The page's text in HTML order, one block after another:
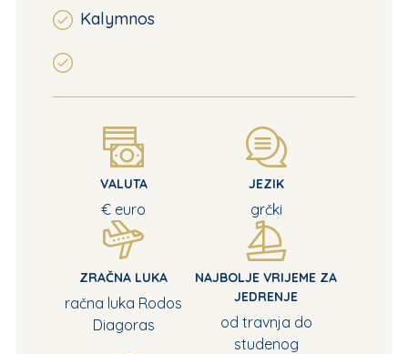
Kalymnos
VALUTA
€ euro
JEZIK
grčki
ZRAČNA LUKA
račna luka Rodos
Diagoras
NAJBOLJE VRIJEME ZA
JEDRENJE
od travnja do
studenog